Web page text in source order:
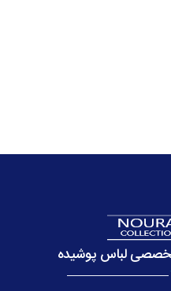
تخصصی لباس پوشیده